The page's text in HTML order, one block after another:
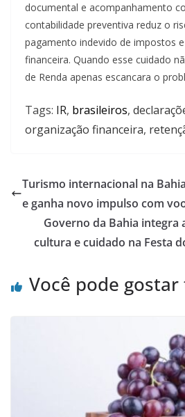
documental e acompanhamento
contabilidade preventiva reduz o
pagamento indevido de impostos
financeira. Quando esse cuidado
de Renda apenas escancara o
Tags: IR, brasileiros,
organização financeira,
Turismo internacional na
e ganha novo impulso com
Governo da Bahia integra
cultura e cuidado na Festa
Você pode